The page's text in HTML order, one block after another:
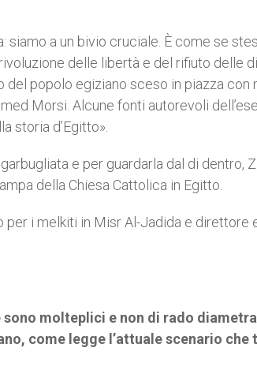
a un bivio cruciale. È come se
delle libertà e del rifiuto delle
popolo egiziano sceso in piazza con
Morsi. Alcune fonti autorevoli
storia d’Egitto».
e per guardarla dal di dentro,
della Chiesa Cattolica in Egitto.
per i melkiti in Misr Al-Jadida e direttore
molteplici e non di rado
come legge l’attuale scenario che